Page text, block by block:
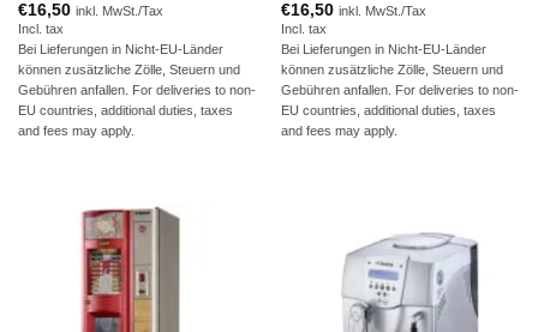
€16,50 inkl. MwSt./Tax
Incl. tax
Bei Lieferungen in Nicht-EU-Länder
können zusätzliche Zölle, Steuern und
Gebühren anfallen. For deliveries to non-
EU countries, additional duties, taxes
and fees may apply.
€16,50 inkl. MwSt./Tax
Incl. tax
Bei Lieferungen in Nicht-EU-Länder
können zusätzliche Zölle, Steuern und
Gebühren anfallen. For deliveries to non-
EU countries, additional duties, taxes
and fees may apply.